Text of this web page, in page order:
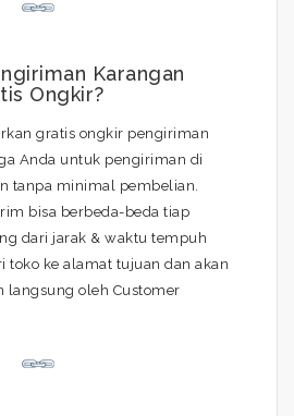
Karangan
Ongkir?
gratis ongkir pengiriman
Anda untuk pengiriman di
tanpa minimal pembelian.
bisa berbeda-beda tiap
dari jarak & waktu tempuh
toko ke alamat tujuan dan akan
langsung oleh Customer